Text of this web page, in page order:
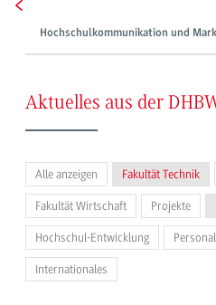
Hochschulkommunikation und
Aktuelles aus der
Alle anzeigen Fakultät Technik
Fakultät Wirtschaft Projekte
Hochschul-Entwicklung
Internationales